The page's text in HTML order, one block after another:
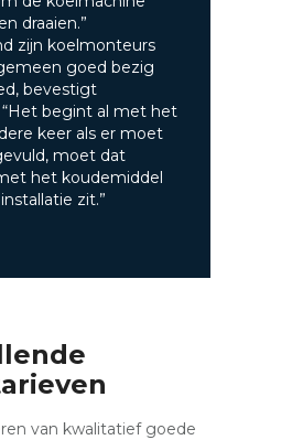
draaien.”
zijn koelmonteurs
goed bezig
bevestigt
begint al met het
keer als er moet
moet dat
het koudemiddel
zit.”
van kwalitatief goede